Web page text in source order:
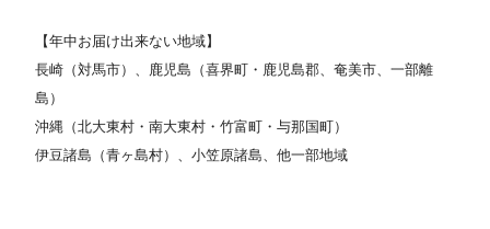
【年中お届け出来ない地域】
長崎（対馬市）、鹿児島（喜界町・鹿児島郡、奄美市、一部離
島）
沖縄（北大東村・南大東村・竹富町・与那国町）
伊豆諸島（青ヶ島村）、小笠原諸島、他一部地域